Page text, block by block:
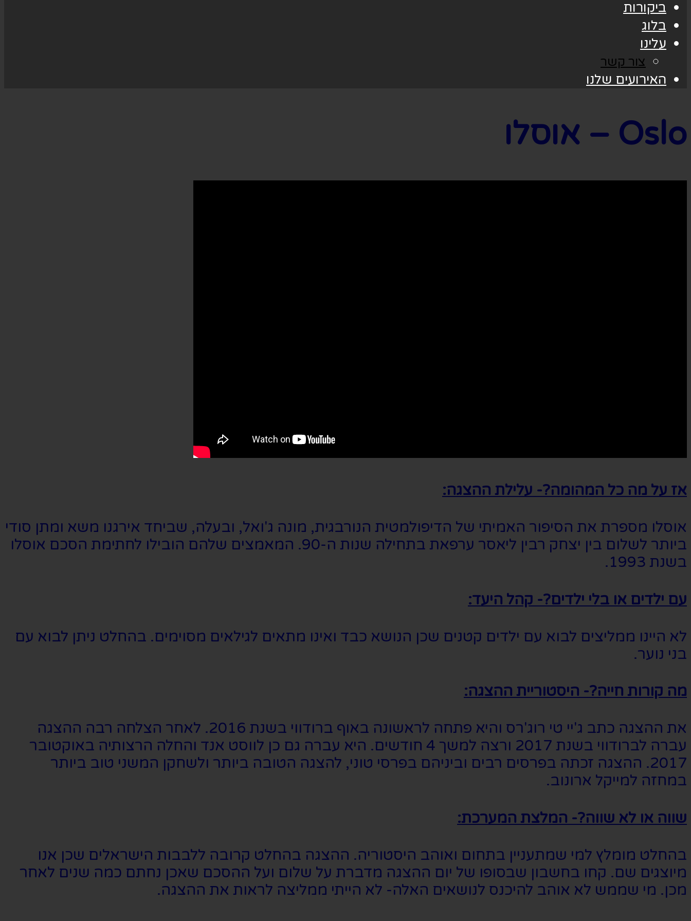
ביקורות
בלוג
עלינו
צור קשר
האירועים שלנו
Oslo – אוסלו
אז על מה כל המהומה?- עלילת ההצגה:
אוסלו מספרת את הסיפור האמיתי של הדיפולמטית הנורבגית, מונה ג'ואל, ובעלה, שביחד אירגנו משא ומתן סודי
ביותר לשלום בין יצחק רבין ליאסר ערפאת בתחילה שנות ה-90. המאמצים שלהם הובילו לחתימת הסכם אוסלו
בשנת 1993.
עם ילדים או בלי ילדים?- קהל היעד:
לא היינו ממליצים לבוא עם ילדים קטנים שכן הנושא כבד ואינו מתאים לגילאים מסוימים. בהחלט ניתן לבוא עם
בני נוער.
מה קורות חייה?- היסטוריית ההצגה:
את ההצגה כתב ג'יי טי רוג'רס והיא פתחה לראשונה באוף ברודווי בשנת 2016. לאחר הצלחה רבה ההצגה
עברה לברודווי בשנת 2017 ורצה למשך 4 חודשים. היא עברה גם כן לווסט אנד והחלה הרצותיה באוקטובר
2017. ההצגה זכתה בפרסים רבים וביניהם בפרסי טוני, להצגה הטובה ביותר ולשחקן המשני טוב ביותר
במחזה למייקל ארונוב.
שווה או לא שווה?- המלצת המערכת:
בהחלט מומלץ למי שמתעניין בתחום ואוהב היסטוריה. ההצגה בהחלט קרובה ללבבות הישראלים שכן אנו
מיוצגים שם. קחו בחשבון שבסופו של יום ההצגה מדברת על שלום ועל ההסכם שאכן נחתם כמה שנים לאחר
מכן. מי שממש לא אוהב להיכנס לנושאים האלה- לא הייתי ממליצה לראות את ההצגה.